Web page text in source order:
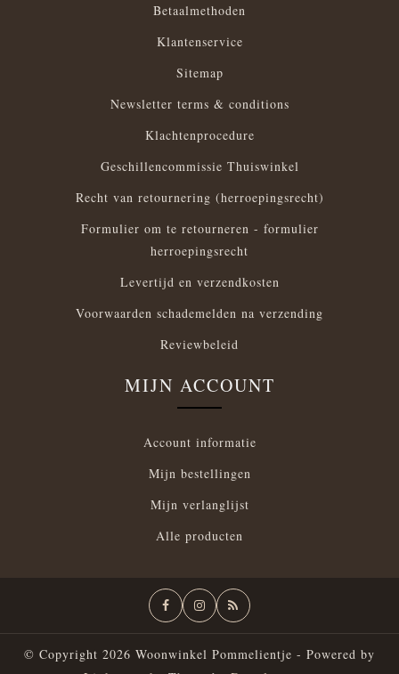
Betaalmethoden
Klantenservice
Sitemap
Newsletter terms & conditions
Klachtenprocedure
Geschillencommissie Thuiswinkel
Recht van retournering (herroepingsrecht)
Formulier om te retourneren - formulier
herroepingsrecht
Levertijd en verzendkosten
Voorwaarden schademelden na verzending
Reviewbeleid
MIJN ACCOUNT
Account informatie
Mijn bestellingen
Mijn verlanglijst
Alle producten
© Copyright 2026 Woonwinkel Pommelientje - Powered by